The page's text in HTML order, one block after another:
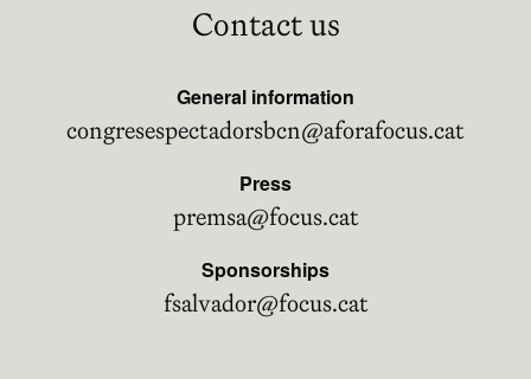
Contact us
General information
congresespectadorsbcn@aforafocus.cat
Press
premsa@focus.cat
Sponsorships
fsalvador@focus.cat